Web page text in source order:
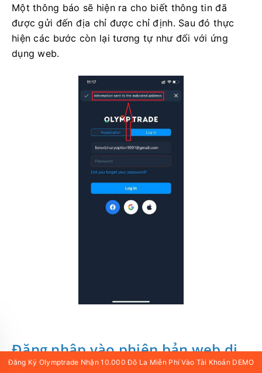
Một thông báo sẽ hiện ra cho biết thông tin đã
được gửi đến địa chỉ được chỉ định. Sau đó thực
hiện các bước còn lại tương tự như đối với ứng
dụng web.
Đăng nhập vào phiên bản web di
động của Olymptrade
Đăng Ký Olymptrade Nhận 10.000 Đô La Miễn Phí Vào Tài Khoản DEMO